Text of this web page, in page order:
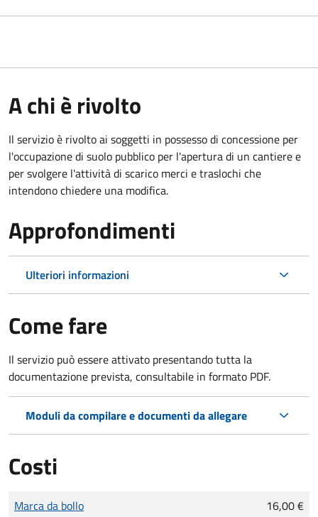
A chi è rivolto
Il servizio è rivolto ai soggetti in possesso di concessione per
l'occupazione di suolo pubblico per l'apertura di un cantiere e
per svolgere l'attività di scarico merci e traslochi che
intendono chiedere una modifica.
Approfondimenti
Ulteriori informazioni
Come fare
Il servizio può essere attivato presentando tutta la
documentazione prevista, consultabile in formato PDF.
Moduli da compilare e documenti da allegare
Costi
Tipo di pagamento
Importo
Marca da bollo 16,00 €